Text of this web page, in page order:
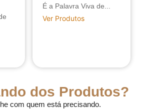
É a Palavra Viva de...
Ver Produtos
dos Produtos?
com quem está precisando.